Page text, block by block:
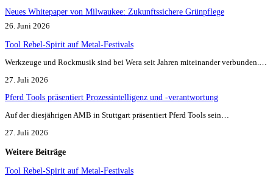
Neues Whitepaper von Milwaukee: Zukunftssichere Grünpflege
26. Juni 2026
Tool Rebel-Spirit auf Metal-Festivals
Werkzeuge und Rockmusik sind bei Wera seit Jahren miteinander verbunden.…
27. Juli 2026
Pferd Tools präsentiert Prozessintelligenz und -verantwortung
Auf der diesjährigen AMB in Stuttgart präsentiert Pferd Tools sein…
27. Juli 2026
Weitere Beiträge
Tool Rebel-Spirit auf Metal-Festivals